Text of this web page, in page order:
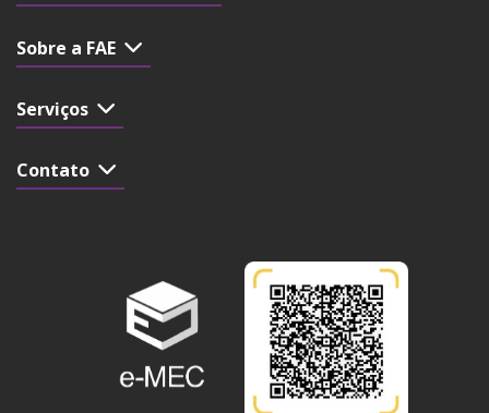
Sobre a FAE
Serviços
Contato